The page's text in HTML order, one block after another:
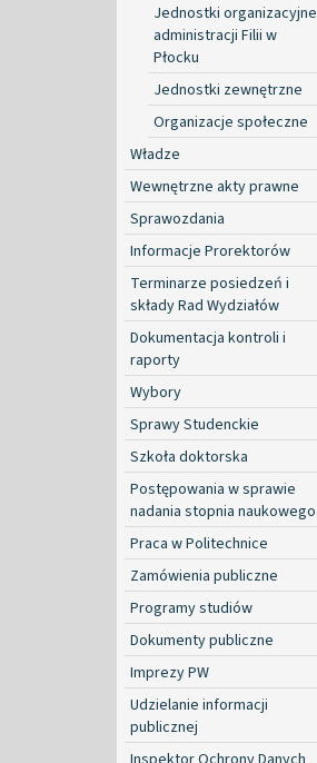
Jednostki organizacyjne
administracji Filii w
Płocku
Jednostki zewnętrzne
Organizacje społeczne
Władze
Wewnętrzne akty prawne
Sprawozdania
Informacje Prorektorów
Terminarze posiedzeń i
składy Rad Wydziałów
Dokumentacja kontroli i
raporty
Wybory
Sprawy Studenckie
Szkoła doktorska
Postępowania w sprawie
nadania stopnia naukowego
Praca w Politechnice
Zamówienia publiczne
Programy studiów
Dokumenty publiczne
Imprezy PW
Udzielanie informacji
publicznej